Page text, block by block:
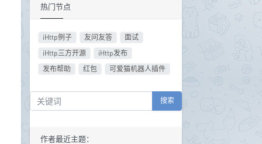
热门节点
iHttp例子 友问友答
面试
iHttp三方开源
iHttp发布
发布帮助
红包 可爱猫机器人插件
搜索
作者最近主题：